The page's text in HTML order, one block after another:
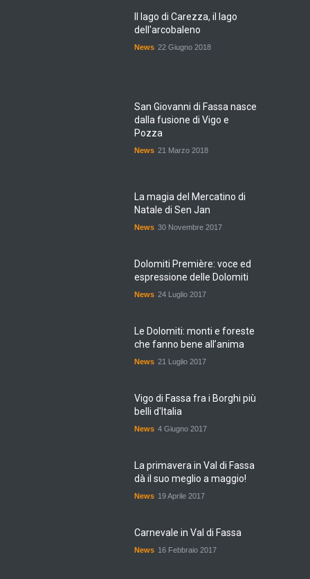
Il lago di Carezza, il lago
dell'arcobaleno
News 22 Giugno 2018
San Giovanni di Fassa nasce
dalla fusione di Vigo e
Pozza
News 21 Marzo 2018
La magia del Mercatino di
Natale di Sen Jan
News 30 Novembre 2017
Dolomiti Première: voce ed
espressione delle Dolomiti
News 24 Luglio 2017
Le Dolomiti: monti e foreste
che fanno bene all’anima
News 21 Luglio 2017
Vigo di Fassa fra i Borghi più
belli d'Italia
News 4 Giugno 2017
La primavera in Val di Fassa
dà il suo meglio a maggio!
News 19 Aprile 2017
Carnevale in Val di Fassa
News 16 Febbraio 2017